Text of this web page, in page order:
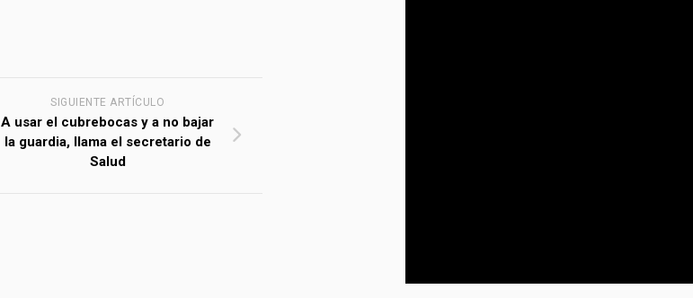
SIGUIENTE ARTÍCULO
A usar el cubrebocas y a no bajar
la guardia, llama el secretario de
Salud